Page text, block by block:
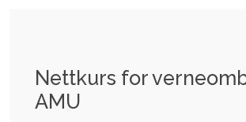
Nettkurs for
AMU